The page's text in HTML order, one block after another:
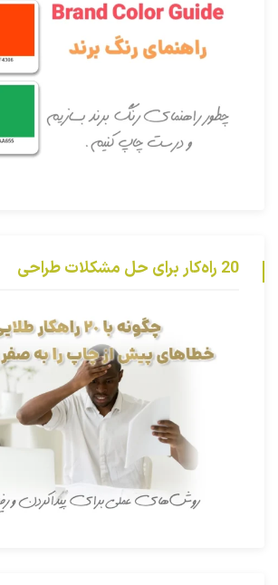
20 راه‌کار برای حل مشکلات طراحی